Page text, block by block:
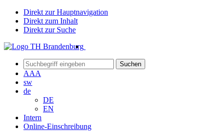
Direkt zur Hauptnavigation
Direkt zum Inhalt
Direkt zur Suche
Suchen
AAA
sw
de
DE
EN
Intern
Online-Einschreibung